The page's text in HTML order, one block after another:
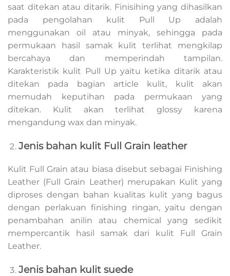
saat ditekan atau ditarik. Finisihing yang dihasilkan
pada pengolahan kulit Pull Up adalah
menggunakan oil atau minyak, sehingga pada
permukaan hasil samak kulit terlihat mengkilap
bercahaya dan memperindah tampilan.
Karakteristik kulit Pull Up yaitu ketika ditarik atau
ditekan pada bagian article kulit, kulit akan
memudah keputihan pada permukaan yang
ditekan. Kulit akan terlihat glossy karena
mengandung wax dan minyak.
Jenis bahan kulit Full Grain leather
Kulit Full Grain atau biasa disebut sebagai Finishing
Leather (Full Grain Leather) merupakan Kulit yang
diproses dengan bahan kualitas kulit yang bagus
dengan perlakuan finishing ringan, yaitu dengan
penambahan anilin atau chemical yang sedikit
mempercantik hasil samak dari kulit Full Grain
Leather.
Jenis bahan kulit suede